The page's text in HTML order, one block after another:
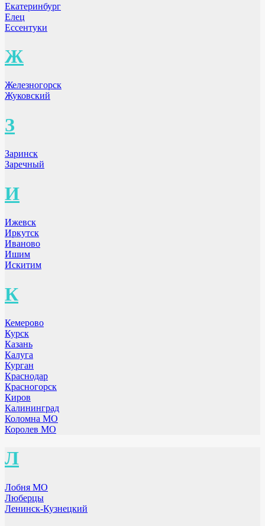
Екатеринбург
Елец
Ессентуки
Ж
Железногорск
Жуковский
З
Заринск
Заречный
И
Ижевск
Иркутск
Иваново
Ишим
Искитим
К
Кемерово
Курск
Казань
Калуга
Курган
Краснодар
Красногорск
Киров
Калининград
Коломна МО
Королев МО
Л
Лобня МО
Люберцы
Ленинск-Кузнецкий